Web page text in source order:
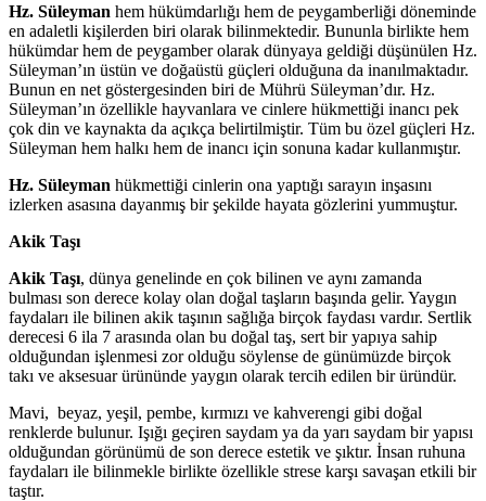
Hz. Süleyman hem hükümdarlığı hem de peygamberliği döneminde
en adaletli kişilerden biri olarak bilinmektedir. Bununla birlikte hem
hükümdar hem de peygamber olarak dünyaya geldiği düşünülen Hz.
Süleyman’ın üstün ve doğaüstü güçleri olduğuna da inanılmaktadır.
Bunun en net göstergesinden biri de Mührü Süleyman’dır. Hz.
Süleyman’ın özellikle hayvanlara ve cinlere hükmettiği inancı pek
çok din ve kaynakta da açıkça belirtilmiştir. Tüm bu özel güçleri Hz.
Süleyman hem halkı hem de inancı için sonuna kadar kullanmıştır.
Hz. Süleyman hükmettiği cinlerin ona yaptığı sarayın inşasını
izlerken asasına dayanmış bir şekilde hayata gözlerini yummuştur.
Akik Taşı
Akik Taşı, dünya genelinde en çok bilinen ve aynı zamanda
bulması son derece kolay olan doğal taşların başında gelir. Yaygın
faydaları ile bilinen akik taşının sağlığa birçok faydası vardır. Sertlik
derecesi 6 ila 7 arasında olan bu doğal taş, sert bir yapıya sahip
olduğundan işlenmesi zor olduğu söylense de günümüzde birçok
takı ve aksesuar ürününde yaygın olarak tercih edilen bir üründür.
Mavi, beyaz, yeşil, pembe, kırmızı ve kahverengi gibi doğal
renklerde bulunur. Işığı geçiren saydam ya da yarı saydam bir yapısı
olduğundan görünümü de son derece estetik ve şıktır. İnsan ruhuna
faydaları ile bilinmekle birlikte özellikle strese karşı savaşan etkili bir
taştır.